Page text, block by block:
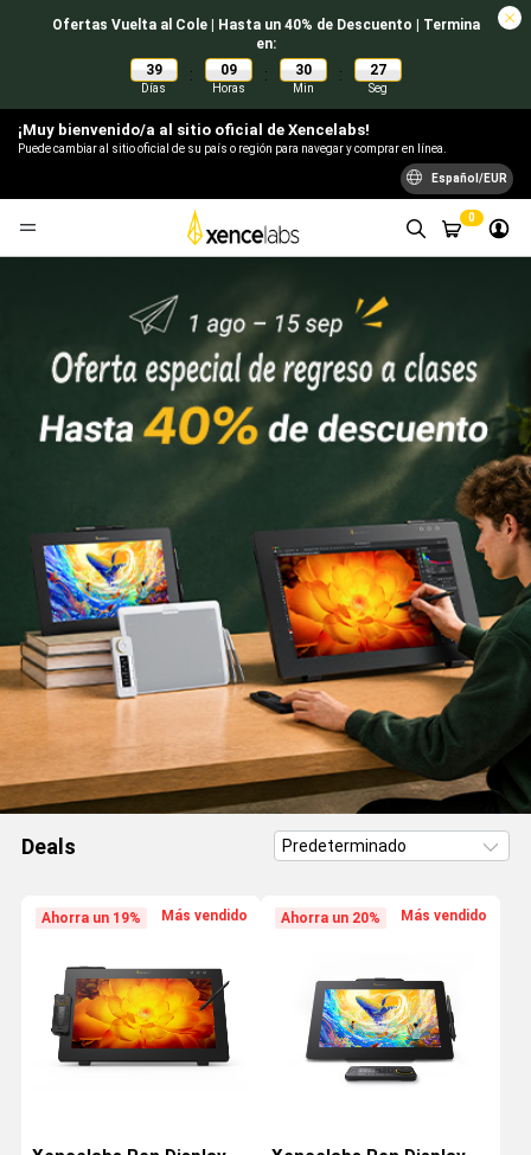
Ofertas Vuelta al Cole | Hasta un 40% de Descuento | Termina
en:
39
Días
: 09
Horas
: 30
Min
: 27
Seg
¡Muy bienvenido/a al sitio oficial de Xencelabs!
Puede cambiar al sitio oficial de su país o región para navegar y comprar en línea.
Español/EUR
0
Deals
Ahorra un 19% Más vendido Ahorra un 20% Más vendido